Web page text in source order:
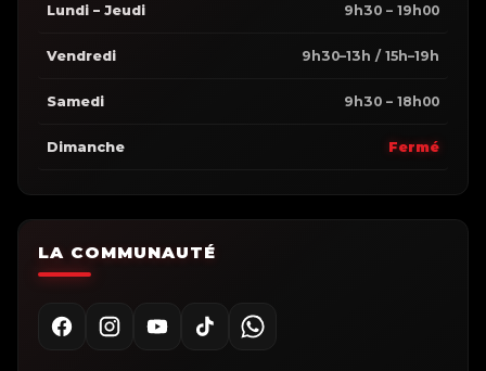
Lundi – Jeudi 9h30 – 19h00
Vendredi 9h30–13h / 15h–19h
Samedi 9h30 – 18h00
Dimanche Fermé
LA COMMUNAUTÉ